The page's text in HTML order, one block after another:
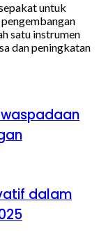
untuk
satu instrumen
dan peningkatan
dalam